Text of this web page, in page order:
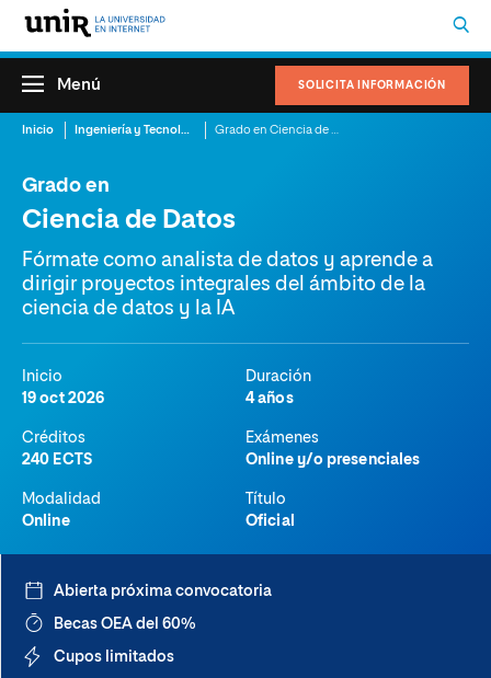
SOLICITA INFORMACIÓN
Menú
Inicio Ingeniería y Tecnología
Grado en
Ciencia de Datos
Fórmate como analista de datos y aprende a
dirigir proyectos integrales del ámbito de la
ciencia de datos y la IA
Inicio
19 oct 2026
Duración
4 años
Créditos
240 ECTS
Exámenes
Online y/o presenciales
Modalidad
Online
Título
Oficial
Abierta próxima convocatoria
Becas OEA del 60%
Cupos limitados